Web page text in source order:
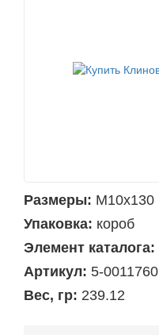
Размеры: М10х130
Упаковка: короб
Элемент каталога:
Артикул: 5-0011760
Вес, гр: 239.12